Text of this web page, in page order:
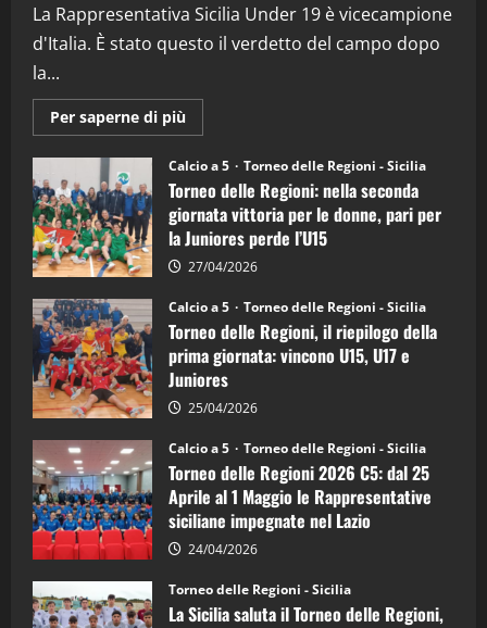
08/04/2026
La Rappresentativa Sicilia Under 19 è vicecampione
d'Italia. È stato questo il verdetto del campo dopo
la...
Per saperne di più
informazioni
Torneo
delle
Regioni
di
calcio
a
5:
la
Juniores
è
vicecampione
d’Italia
Calcio a 5 Torneo delle Regioni - Sicilia
Torneo delle Regioni: nella seconda
giornata vittoria per le donne, pari per
la Juniores perde l’U15
27/04/2026
Calcio a 5 Torneo delle Regioni - Sicilia
Torneo delle Regioni, il riepilogo della
prima giornata: vincono U15, U17 e
Juniores
25/04/2026
Calcio a 5 Torneo delle Regioni - Sicilia
Torneo delle Regioni 2026 C5: dal 25
Aprile al 1 Maggio le Rappresentative
siciliane impegnate nel Lazio
24/04/2026
Torneo delle Regioni - Sicilia
La Sicilia saluta il Torneo delle Regioni,